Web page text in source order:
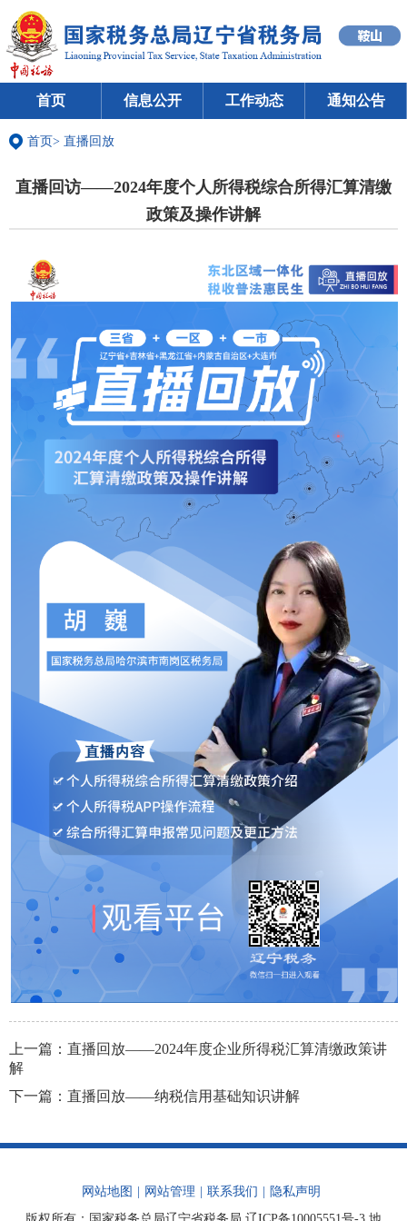
首页 信息公开 工作动态 通知公告
首页> 直播回放
直播回访——2024年度个人所得税综合所得汇算清缴
政策及操作讲解
上一篇： 直播回放——2024年度企业所得税汇算清缴政策讲
解
下一篇： 直播回放——纳税信用基础知识讲解
网站地图 网站管理 联系我们
隐私声明